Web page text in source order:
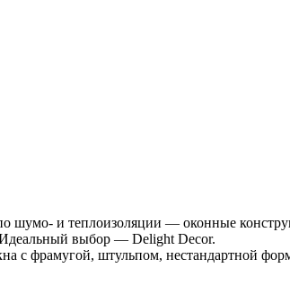
шумо- и теплоизоляции — оконные
Идеальный выбор — Delight Decor.
с фрамугой, штульпом, нестандартной